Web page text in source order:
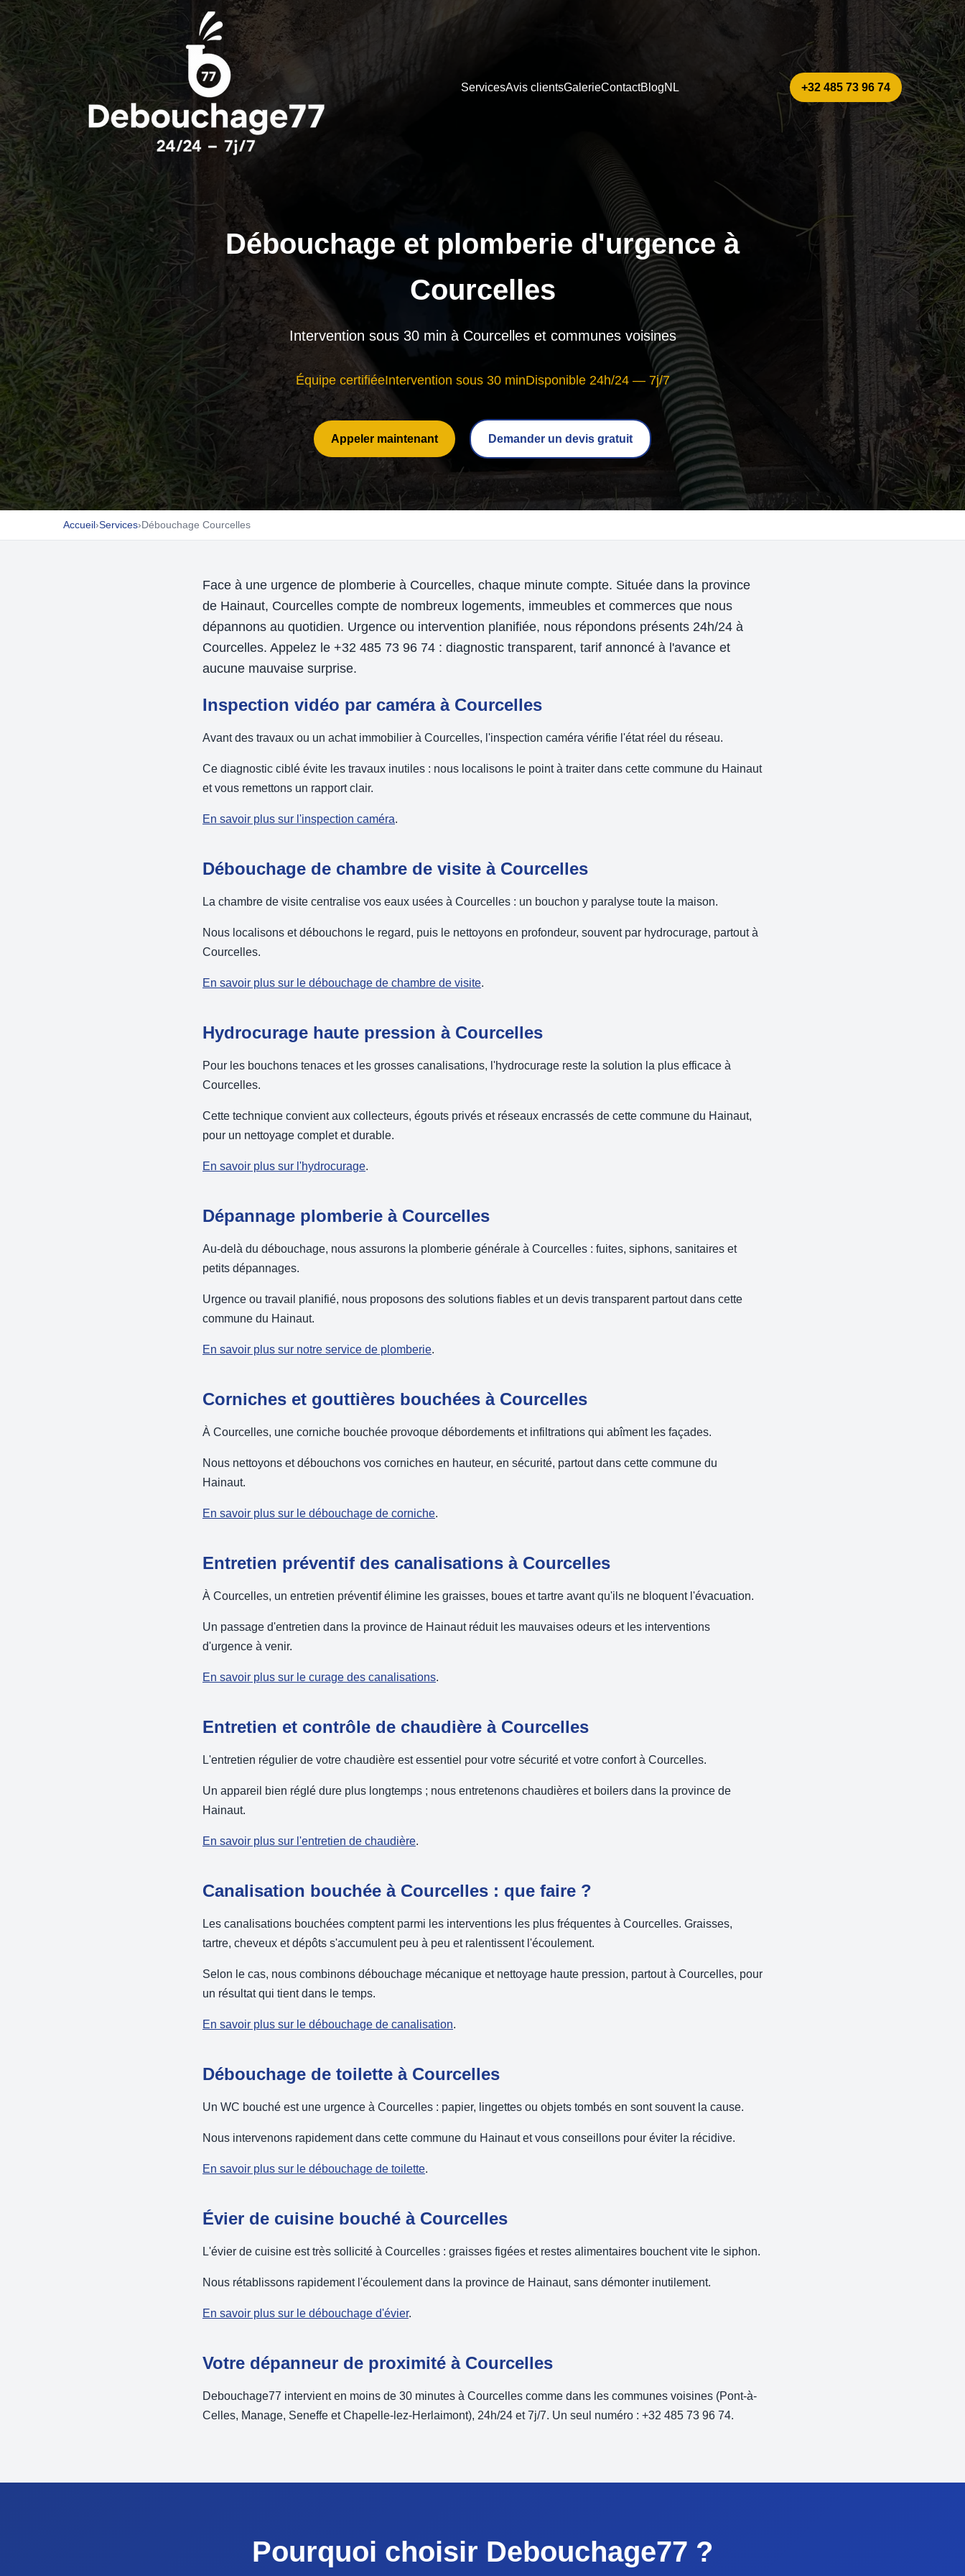
ServicesAvis clientsGalerieContactBlogNL +32 485 73 96 74
Débouchage et plomberie d'urgence à
Courcelles
Intervention sous 30 min à Courcelles et communes voisines
Équipe certifiéeIntervention sous 30 minDisponible 24h/24 — 7j/7
Appeler maintenant Demander un devis gratuit
Accueil›Services›Débouchage Courcelles
Face à une urgence de plomberie à Courcelles, chaque minute compte. Située dans la province
de Hainaut, Courcelles compte de nombreux logements, immeubles et commerces que nous
dépannons au quotidien. Urgence ou intervention planifiée, nous répondons présents 24h/24 à
Courcelles. Appelez le +32 485 73 96 74 : diagnostic transparent, tarif annoncé à l'avance et
aucune mauvaise surprise.
Inspection vidéo par caméra à Courcelles
Avant des travaux ou un achat immobilier à Courcelles, l'inspection caméra vérifie l'état réel du réseau.
Ce diagnostic ciblé évite les travaux inutiles : nous localisons le point à traiter dans cette commune du Hainaut
et vous remettons un rapport clair.
En savoir plus sur l'inspection caméra.
Débouchage de chambre de visite à Courcelles
La chambre de visite centralise vos eaux usées à Courcelles : un bouchon y paralyse toute la maison.
Nous localisons et débouchons le regard, puis le nettoyons en profondeur, souvent par hydrocurage, partout à
Courcelles.
En savoir plus sur le débouchage de chambre de visite.
Hydrocurage haute pression à Courcelles
Pour les bouchons tenaces et les grosses canalisations, l'hydrocurage reste la solution la plus efficace à
Courcelles.
Cette technique convient aux collecteurs, égouts privés et réseaux encrassés de cette commune du Hainaut,
pour un nettoyage complet et durable.
En savoir plus sur l'hydrocurage.
Dépannage plomberie à Courcelles
Au-delà du débouchage, nous assurons la plomberie générale à Courcelles : fuites, siphons, sanitaires et
petits dépannages.
Urgence ou travail planifié, nous proposons des solutions fiables et un devis transparent partout dans cette
commune du Hainaut.
En savoir plus sur notre service de plomberie.
Corniches et gouttières bouchées à Courcelles
À Courcelles, une corniche bouchée provoque débordements et infiltrations qui abîment les façades.
Nous nettoyons et débouchons vos corniches en hauteur, en sécurité, partout dans cette commune du
Hainaut.
En savoir plus sur le débouchage de corniche.
Entretien préventif des canalisations à Courcelles
À Courcelles, un entretien préventif élimine les graisses, boues et tartre avant qu'ils ne bloquent l'évacuation.
Un passage d'entretien dans la province de Hainaut réduit les mauvaises odeurs et les interventions
d'urgence à venir.
En savoir plus sur le curage des canalisations.
Entretien et contrôle de chaudière à Courcelles
L'entretien régulier de votre chaudière est essentiel pour votre sécurité et votre confort à Courcelles.
Un appareil bien réglé dure plus longtemps ; nous entretenons chaudières et boilers dans la province de
Hainaut.
En savoir plus sur l'entretien de chaudière.
Canalisation bouchée à Courcelles : que faire ?
Les canalisations bouchées comptent parmi les interventions les plus fréquentes à Courcelles. Graisses,
tartre, cheveux et dépôts s'accumulent peu à peu et ralentissent l'écoulement.
Selon le cas, nous combinons débouchage mécanique et nettoyage haute pression, partout à Courcelles, pour
un résultat qui tient dans le temps.
En savoir plus sur le débouchage de canalisation.
Débouchage de toilette à Courcelles
Un WC bouché est une urgence à Courcelles : papier, lingettes ou objets tombés en sont souvent la cause.
Nous intervenons rapidement dans cette commune du Hainaut et vous conseillons pour éviter la récidive.
En savoir plus sur le débouchage de toilette.
Évier de cuisine bouché à Courcelles
L'évier de cuisine est très sollicité à Courcelles : graisses figées et restes alimentaires bouchent vite le siphon.
Nous rétablissons rapidement l'écoulement dans la province de Hainaut, sans démonter inutilement.
En savoir plus sur le débouchage d'évier.
Votre dépanneur de proximité à Courcelles
Debouchage77 intervient en moins de 30 minutes à Courcelles comme dans les communes voisines (Pont-à-
Celles, Manage, Seneffe et Chapelle-lez-Herlaimont), 24h/24 et 7j/7. Un seul numéro : +32 485 73 96 74.
Pourquoi choisir Debouchage77 ?